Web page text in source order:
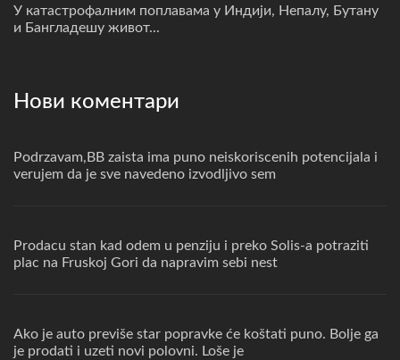
У катастрофалним поплавама у Индији, Непалу, Бутану
и Бангладешу живот...
Нови коментари
Podrzavam,BB zaista ima puno neiskoriscenih potencijala i
verujem da je sve navedeno izvodljivo sem
Prodacu stan kad odem u penziju i preko Solis-a potraziti
plac na Fruskoj Gori da napravim sebi nest
Ako je auto previše star popravke će koštati puno. Bolje ga
je prodati i uzeti novi polovni. Loše je